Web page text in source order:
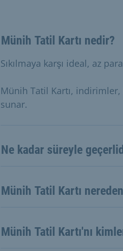
Münih Tatil Kartı nedir?
Sıkılmaya karşı ideal, az
Münih Tatil Kartı,
sunar.
Ne kadar süreyle
Münih Tatil Kartı
Münih Tatil Kartı'nı